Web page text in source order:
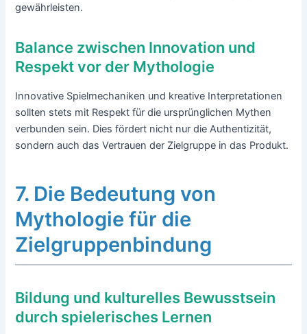
gewährleisten.
Balance zwischen Innovation und
Respekt vor der Mythologie
Innovative Spielmechaniken und kreative Interpretationen
sollten stets mit Respekt für die ursprünglichen Mythen
verbunden sein. Dies fördert nicht nur die Authentizität,
sondern auch das Vertrauen der Zielgruppe in das Produkt.
7. Die Bedeutung von
Mythologie für die
Zielgruppenbindung
Bildung und kulturelles Bewusstsein
durch spielerisches Lernen